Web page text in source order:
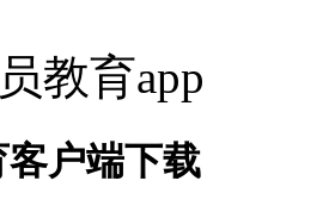
教育app
户端下载